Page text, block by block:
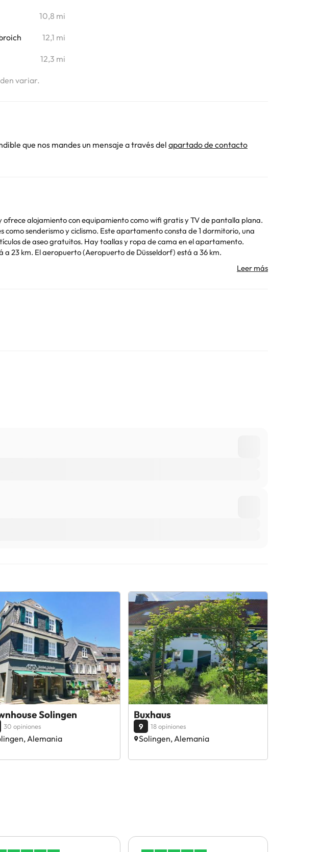
10,8 mi
12,1 mi
12,3 mi
variar.
que nos mandes un mensaje a través del apartado de contacto
alojamiento con equipamiento como wifi gratis y TV de pantalla plana.
consta de 1 dormitorio, una
de aseo gratuitos. Hay toallas y ropa de cama en el apartamento.
23 km. El aeropuerto (Aeropuerto de Düsseldorf) está a 36 km.
En este alojamiento no se pueden celebrar despedidas de soltero o soltera
en el establecimiento. Toda la información de esta ficha está sujeta a
Solingen
30 opiniones
Alemania
Buxhaus
9 18 opiniones
Solingen, Alemania